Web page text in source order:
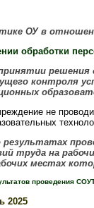
ОУ в
обработки
решения
контроля
не
труда на
местах
проведения
2025